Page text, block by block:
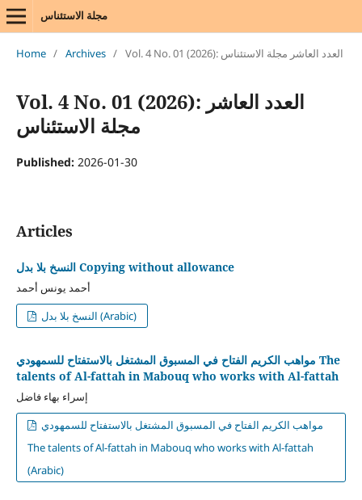
مجلة الاستئناس
Home / Archives / Vol. 4 No. 01 (2026): العدد العاشر مجلة الاستئناس
Vol. 4 No. 01 (2026): العدد العاشر
مجلة الاستئناس
Published: 2026-01-30
Articles
النسخ بلا بدل Copying without allowance
أحمد يونس أحمد
النسخ بلا بدل (Arabic)
The
talents of Al-fattah in Mabouq who works with Al-fattah
إسراء بهاء فاضل
مواهب الكريم الفتاح في المسبوق المشتغل بالاستفتاح للسمهودي
The talents of Al-fattah in Mabouq who works with Al-fattah
(Arabic)